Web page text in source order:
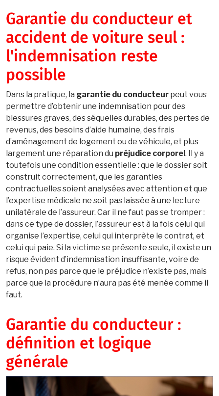
Garantie du conducteur et
accident de voiture seul :
l'indemnisation reste
possible
Dans la pratique, la garantie du conducteur peut vous
permettre d’obtenir une indemnisation pour des
blessures graves, des séquelles durables, des pertes de
revenus, des besoins d’aide humaine, des frais
d’aménagement de logement ou de véhicule, et plus
largement une réparation du préjudice corporel . Il y a
toutefois une condition essentielle : que le dossier soit
construit correctement, que les garanties
contractuelles soient analysées avec attention et que
l’expertise médicale ne soit pas laissée à une lecture
unilatérale de l’assureur. Car il ne faut pas se tromper :
dans ce type de dossier, l’assureur est à la fois celui qui
organise l’expertise, celui qui interprète le contrat, et
celui qui paie. Si la victime se présente seule, il existe un
risque évident d’indemnisation insuffisante, voire de
refus, non pas parce que le préjudice n’existe pas, mais
parce que la procédure n’aura pas été menée comme il
faut.
Garantie du conducteur :
définition et logique
générale